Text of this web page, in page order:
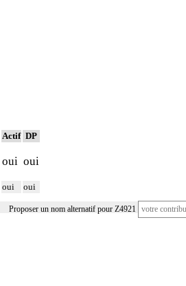
Actif DP
oui oui
oui oui
Proposer un nom alternatif pour Z4921